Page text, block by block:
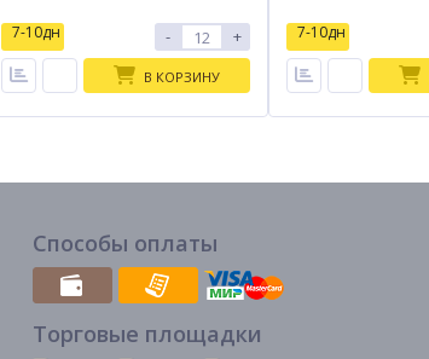
7-10дн - +
В КОРЗИНУ
7-10дн
Способы оплаты
Торговые площадки